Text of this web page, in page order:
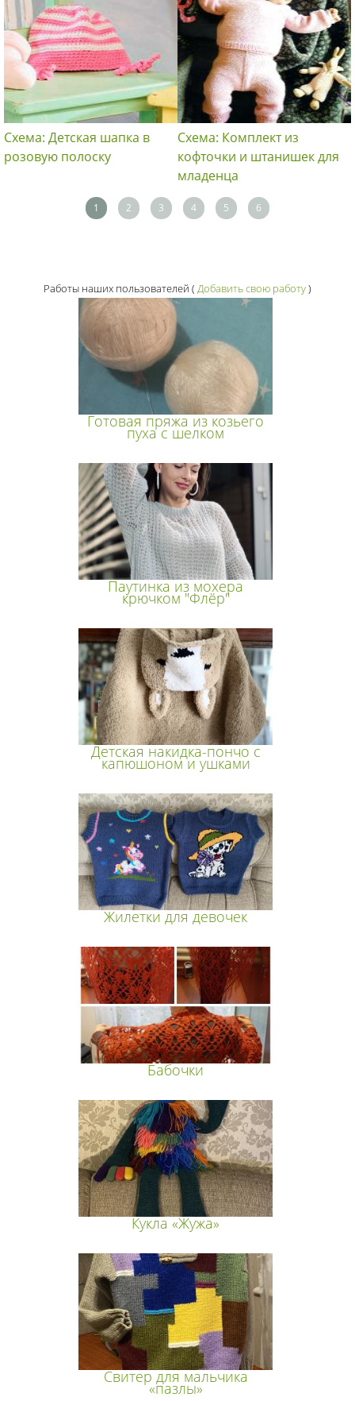
Схема: Детская шапка в
розовую полоску
Схема: Комплект из
кофточки и штанишек для
младенца
1 2 3 4 5 6
Работы наших пользователей ( Добавить свою работу)
Готовая пряжа из козьего
пуха с шелком
Паутинка из мохера
крючком "Флёр"
Детская накидка-пончо с
капюшоном и ушками
Жилетки для девочек
Бабочки
Кукла «Жужа»
Свитер для мальчика
«пазлы»